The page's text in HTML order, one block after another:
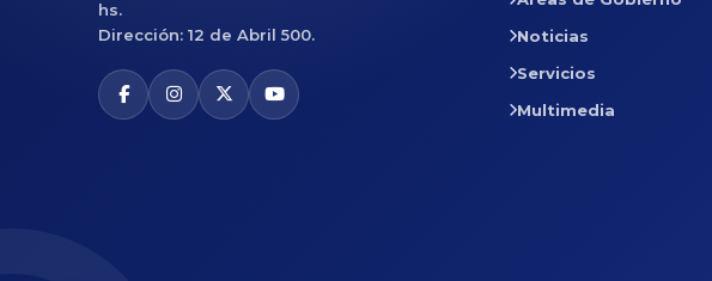
hs.
Dirección: 12 de Abril 500.
Noticias
Servicios
Multimedia